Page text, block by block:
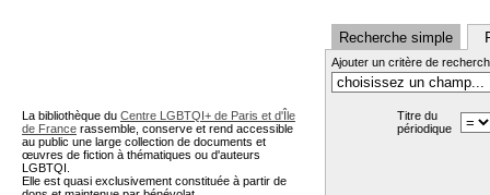
Recherche simple
Ajouter un critère de
Titre du
périodique
La bibliothèque du Centre LGBTQI+ de Paris et d'Île
de France rassemble, conserve et rend accessible
au public une large collection de documents et
œuvres de fiction à thématiques ou d'auteurs
LGBTQI.
Elle est quasi exclusivement constituée à partir de